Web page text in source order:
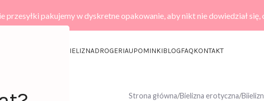
przesyłki pakujemy w dyskretne opakowanie, aby nikt nie dowiedział się,
BIELIZNADROGERIAUPOMINKIBLOGFAQKONTAKT
Strona główna Bielizna erotyczna